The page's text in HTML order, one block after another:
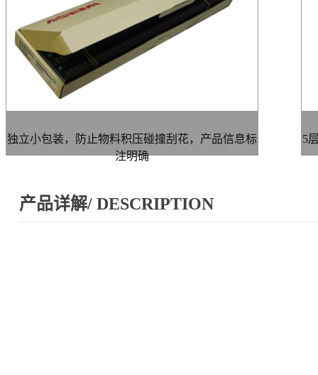
独立小包装，防止物料积压碰撞刮花，产品信息标
注明确
5
产品详解/ DESCRIPTION